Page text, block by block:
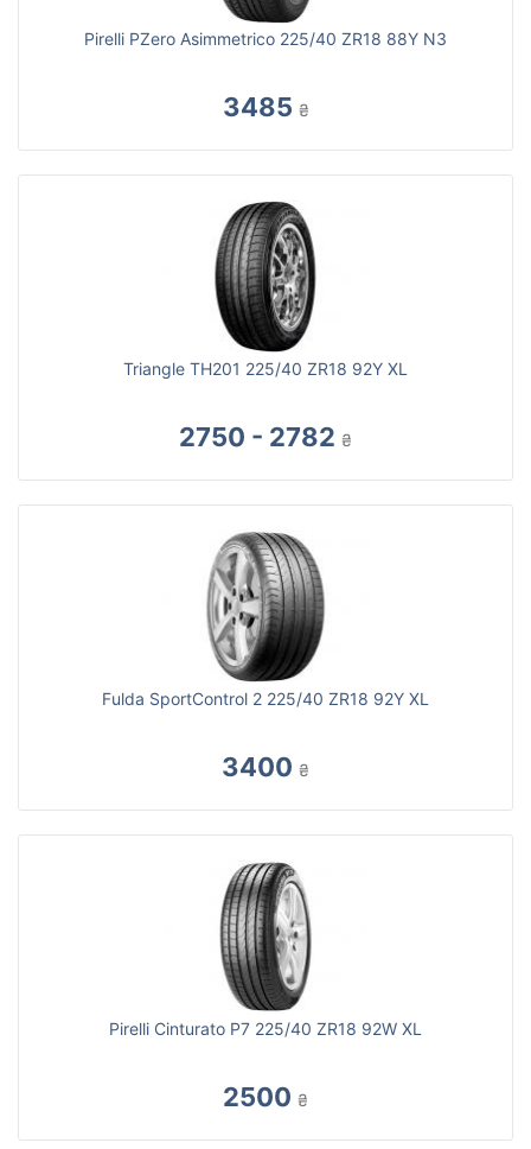
Pirelli PZero Asimmetrico 225/40 ZR18 88Y N3
3485 ₴
Triangle TH201 225/40 ZR18 92Y XL
2750 - 2782 ₴
Fulda SportControl 2 225/40 ZR18 92Y XL
3400 ₴
Pirelli Cinturato P7 225/40 ZR18 92W XL
2500 ₴